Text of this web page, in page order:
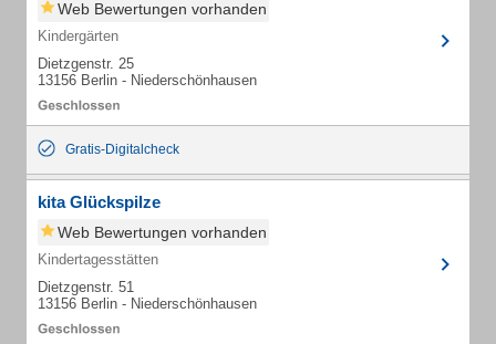
Web Bewertungen vorhanden
Kindergärten
Dietzgenstr. 25
13156 Berlin - Niederschönhausen
Gratis-Digitalcheck
kita Glückspilze
Web Bewertungen vorhanden
Kindertagesstätten
Dietzgenstr. 51
13156 Berlin - Niederschönhausen